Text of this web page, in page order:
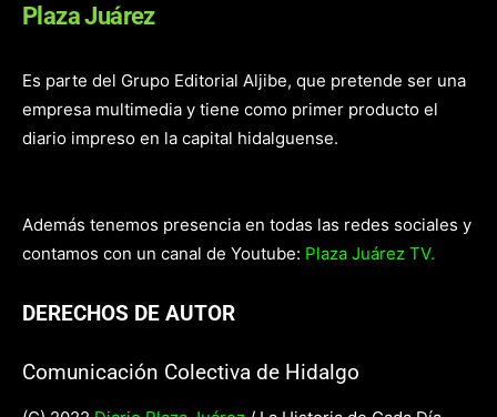
Plaza Juárez
Es parte del Grupo Editorial Aljibe, que pretende ser una
empresa multimedia y tiene como primer producto el
diario impreso en la capital hidalguense.
Además tenemos presencia en todas las redes sociales y
contamos con un canal de Youtube: Plaza Juárez TV.
DERECHOS DE AUTOR
Comunicación Colectiva de Hidalgo